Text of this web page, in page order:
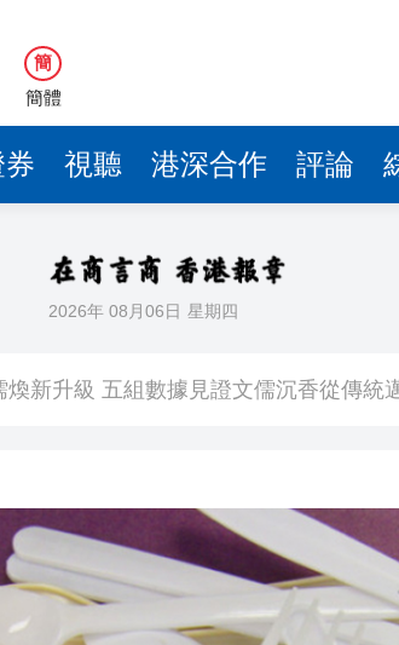
簡
簡體
視聽 港深合作 評論
2026年 08月06日 星期四
國政協委員考察團來瓊考察
以舊換新帶動消費約18億元
國企去年合計營收2.58萬億 利潤總額近
藝術家齊聚深圳，共奏客家文化傳承新
好：依法公正處理黎智英求情 罪證如
煥新升級 五組數據見證文儒沉香從傳統
國企去年合計營收2.58萬億 利潤總額近
閱讀活動解鎖閱讀新玩法
樂藝術家齊聚深圳，共奏客家文化傳承